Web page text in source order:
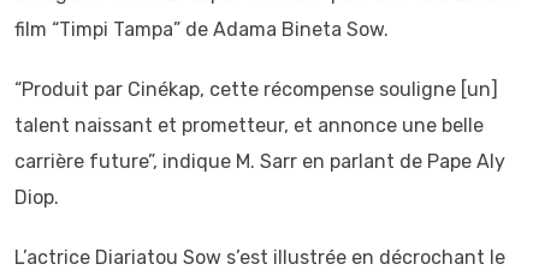
film “Timpi Tampa” de Adama Bineta Sow.
“Produit par Cinékap, cette récompense souligne [un]
talent naissant et prometteur, et annonce une belle
carrière future”, indique M. Sarr en parlant de Pape Aly
Diop.
⁠L’actrice Diariatou Sow s’est illustrée en décrochant le